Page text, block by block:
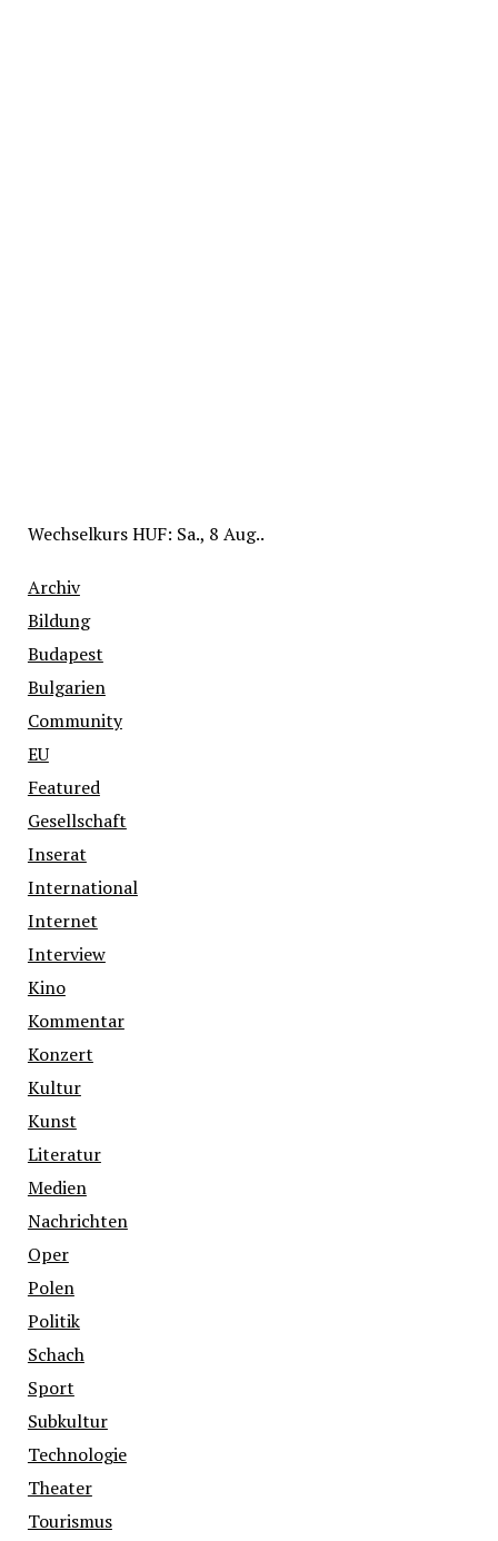
WechselkursHUF: Sa., 8 Aug..
Archiv
Bildung
Budapest
Bulgarien
Community
EU
Featured
Gesellschaft
Inserat
International
Internet
Interview
Kino
Kommentar
Konzert
Kultur
Kunst
Literatur
Medien
Nachrichten
Oper
Polen
Politik
Schach
Sport
Subkultur
Technologie
Theater
Tourismus